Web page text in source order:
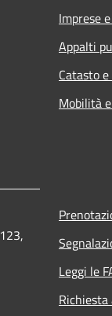
Imprese
Appalti
Catasto
Mobilità
Leggi le